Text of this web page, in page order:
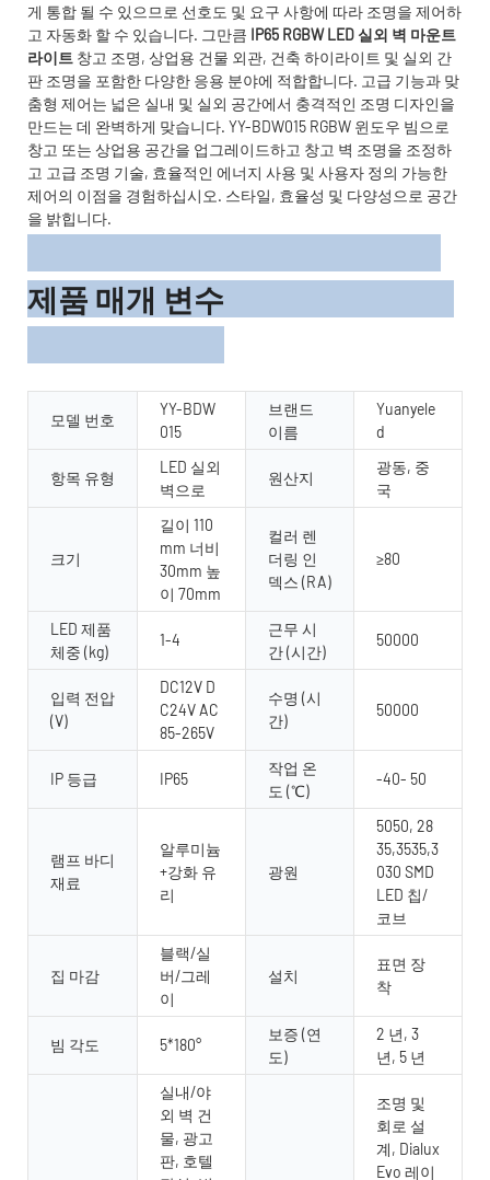
게 통합 될 수 있으므로 선호도 및 요구 사항에 따라 조명을 제어하
고 자동화 할 수 있습니다. 그만큼 IP65 RGBW LED 실외 벽 마운트
라이트 창고 조명, 상업용 건물 외관, 건축 하이라이트 및 실외 간
판 조명을 포함한 다양한 응용 분야에 적합합니다. 고급 기능과 맞
춤형 제어는 넓은 실내 및 실외 공간에서 충격적인 조명 디자인을
만드는 데 완벽하게 맞습니다. YY-BDW015 RGBW 윈도우 빔으로
창고 또는 상업용 공간을 업그레이드하고 창고 벽 조명을 조정하
고 고급 조명 기술, 효율적인 에너지 사용 및 사용자 정의 가능한
제어의 이점을 경험하십시오. 스타일, 효율성 및 다양성으로 공간
을 밝힙니다.
제품 매개 변수
모델 번호
YY-BDW
015
브랜드
이름
Yuanyele
d
항목 유형
LED 실외
벽으로
원산지
광동, 중
국
크기
길이 110
mm 너비
30mm 높
이 70mm
컬러 렌
더링 인
덱스 (RA)
≥80
LED 제품
체중 (kg)
1-4
근무 시
간 (시간)
50000
입력 전압
(V)
DC12V D
C24V AC
85-265V
수명 (시
간)
50000
IP 등급 IP65
작업 온
도 (℃)
-40- 50
램프 바디
재료
알루미늄
+강화 유
리
광원
5050, 28
35,3535,3
030 SMD
LED 칩/
코브
집 마감
블랙/실
버/그레
이
설치
표면 장
착
빔 각도 5*180°
보증 (연
도)
2 년, 3
년, 5 년
실내/야
외 벽 건
물, 광고
판, 호텔
조명 및
회로 설
계, Dialux
Evo 레이